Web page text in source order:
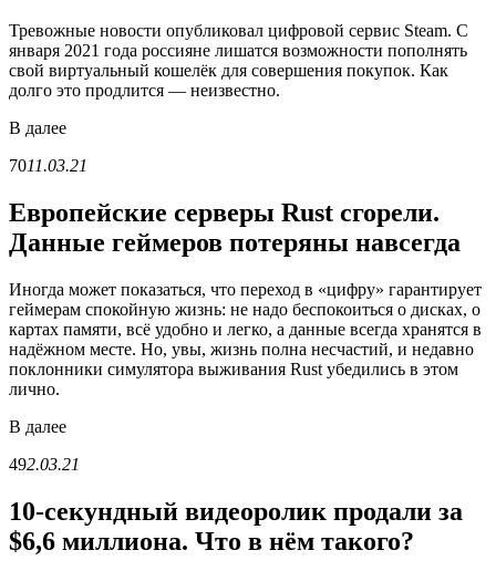
Тревожные новости опубликовал цифровой сервис Steam. С
января 2021 года россияне лишатся возможности пополнять
свой виртуальный кошелёк для совершения покупок. Как
долго это продлится — неизвестно.
В далее
7011.03.21
Европейские серверы Rust сгорели.
Данные геймеров потеряны навсегда
Иногда может показаться, что переход в «цифру» гарантирует
геймерам спокойную жизнь: не надо беспокоиться о дисках, о
картах памяти, всё удобно и легко, а данные всегда хранятся в
надёжном месте. Но, увы, жизнь полна несчастий, и недавно
поклонники симулятора выживания Rust убедились в этом
лично.
В далее
492.03.21
10-секундный видеоролик продали за
$6,6 миллиона. Что в нём такого?